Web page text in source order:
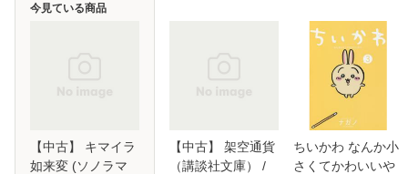
【中古】 キマイラ
如来変 (ソノラマ
今見ている商品
【中古】 架空通貨
（講談社文庫） /
ちいかわ なんか小
さくてかわいいや